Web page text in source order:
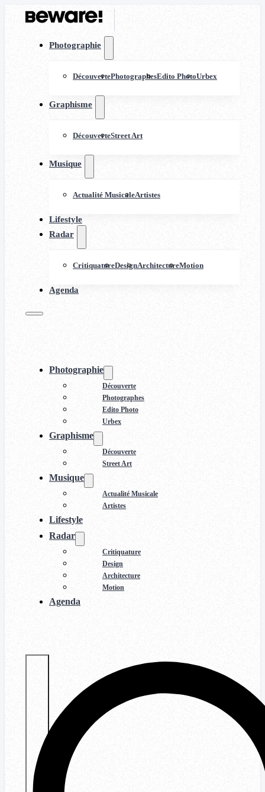
Photographie
DécouvertePhotographesEdito PhotoUrbex
Graphisme
DécouverteStreet Art
Musique
Actualité MusicaleArtistes
Lifestyle
Radar
CritiquatureDesignArchitectureMotion
Agenda
Photographie
Découverte
Photographes
Edito Photo
Urbex
Graphisme
Découverte
Street Art
Musique
Actualité Musicale
Artistes
Lifestyle
Radar
Critiquature
Design
Architecture
Motion
Agenda